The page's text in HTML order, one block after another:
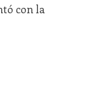
con la